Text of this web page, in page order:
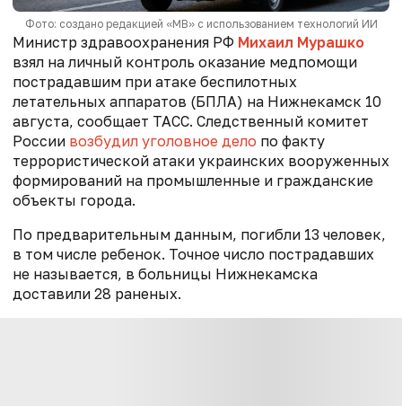
Фото: создано редакцией «МВ» с использованием технологий ИИ
Министр здравоохранения РФ Михаил Мурашко
взял на личный контроль оказание медпомощи
пострадавшим при атаке беспилотных
летательных аппаратов (БПЛА) на Нижнекамск 10
августа, сообщает ТАСС. Следственный комитет
России возбудил уголовное дело по факту
террористической атаки украинских вооруженных
формирований на промышленные и гражданские
объекты города.
По предварительным данным, погибли 13 человек,
в том числе ребенок. Точное число пострадавших
не называется, в больницы Нижнекамска
доставили 28 раненых.